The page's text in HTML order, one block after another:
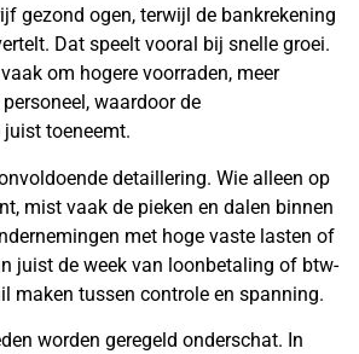
gezond ogen, terwijl de bankrekening
Dat speelt vooral bij snelle groei.
om hogere voorraden, meer
waardoor de
toeneemt.
detaillering. Wie alleen op
mist vaak de pieken en dalen binnen
met hoge vaste lasten of
juist de week van loonbetaling of btw-
maken tussen controle en spanning.
worden geregeld onderschat. In